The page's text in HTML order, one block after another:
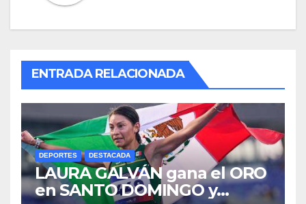
ENTRADA RELACIONADA
DEPORTES DESTACADA
LAURA GALVÁN gana el ORO
en SANTO DOMINGO y